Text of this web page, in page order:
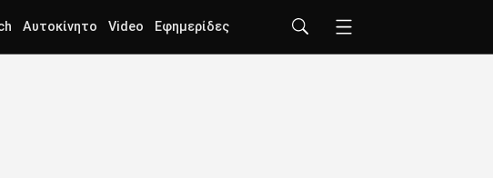
Αυτοκίνητο Video Εφημερίδες